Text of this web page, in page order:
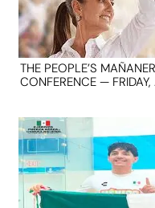
THE PEOPLE’S
CONFERENCE —